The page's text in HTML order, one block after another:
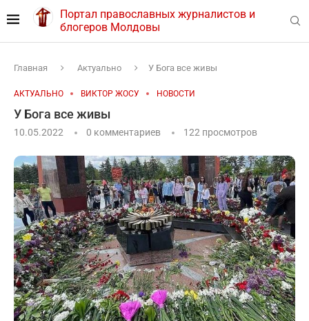
Портал православных журналистов и
блогеров Молдовы
Главная Актуально У Бога все живы
АКТУАЛЬНО ВИКТОР ЖОСУ НОВОСТИ
У Бога все живы
10.05.2022 0 комментариев 122 просмотров